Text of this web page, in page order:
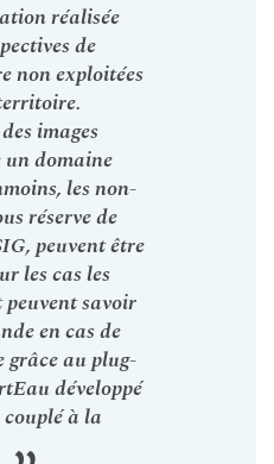
réalisée
de
non exploitées
images
un domaine
les non-
réserve de
peuvent être
les cas les
peuvent savoir
en cas de
grâce au plug-
développé
à la